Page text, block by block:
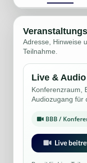
Adresse, Hinweise
Teilnahme.
Live & Audio
Konferenzraum,
Audiozugang für
BBB /
Live